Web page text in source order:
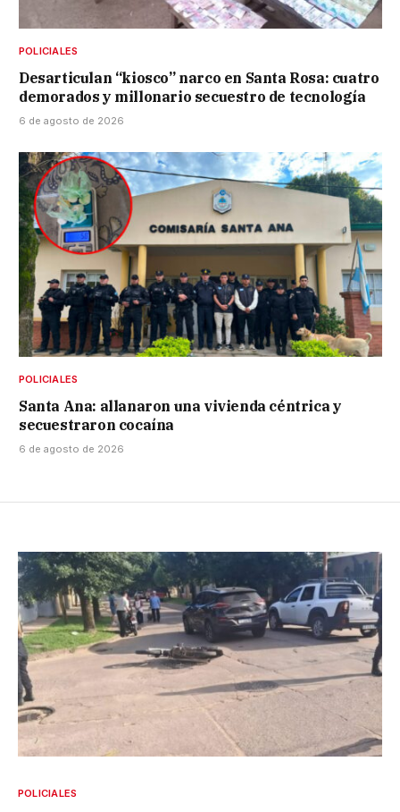
POLICIALES
Desarticulan “kiosco” narco en Santa Rosa: cuatro
demorados y millonario secuestro de tecnología
6 de agosto de 2026
POLICIALES
Santa Ana: allanaron una vivienda céntrica y
secuestraron cocaína
6 de agosto de 2026
POLICIALES